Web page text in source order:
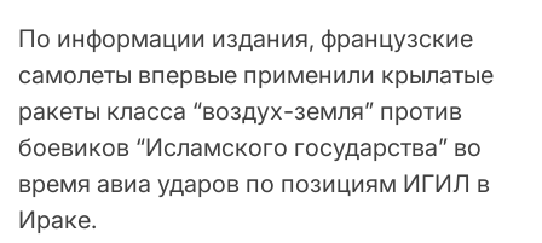
По информации издания, французские
самолеты впервые применили крылатые
ракеты класса “воздух-земля” против
боевиков “Исламского государства” во
время авиа ударов по позициям ИГИЛ в
Ираке.